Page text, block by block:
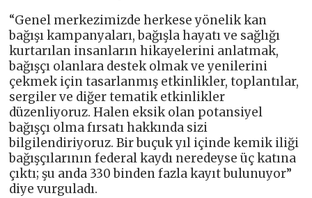
“Genel merkezimizde herkese yönelik kan
bağışı kampanyaları, bağışla hayatı ve sağlığı
kurtarılan insanların hikayelerini anlatmak,
bağışçı olanlara destek olmak ve yenilerini
çekmek için tasarlanmış etkinlikler, toplantılar,
sergiler ve diğer tematik etkinlikler
düzenliyoruz. Halen eksik olan potansiyel
bağışçı olma fırsatı hakkında sizi
bilgilendiriyoruz. Bir buçuk yıl içinde kemik iliği
bağışçılarının federal kaydı neredeyse üç katına
çıktı; şu anda 330 binden fazla kayıt bulunuyor”
diye vurguladı.